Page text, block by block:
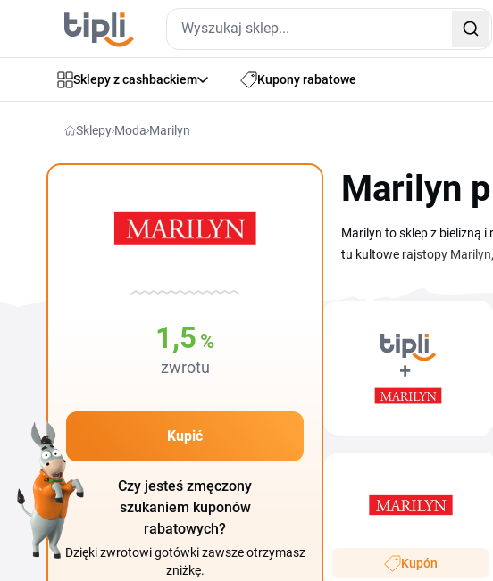
Sklepy z cashbackiem Kupony rabatowe
Sklepy Moda Marilyn
1,5 %
zwrotu
Kupić
Czy jesteś zmęczony
szukaniem kuponów
rabatowych?
Dzięki zwrotowi gotówki zawsze otrzymasz
zniżkę.
Marilyn
Marilyn to sklep z bielizną
tu kultowe rajstopy
kategorii spadają jeszcze
zakupów.
Kupón